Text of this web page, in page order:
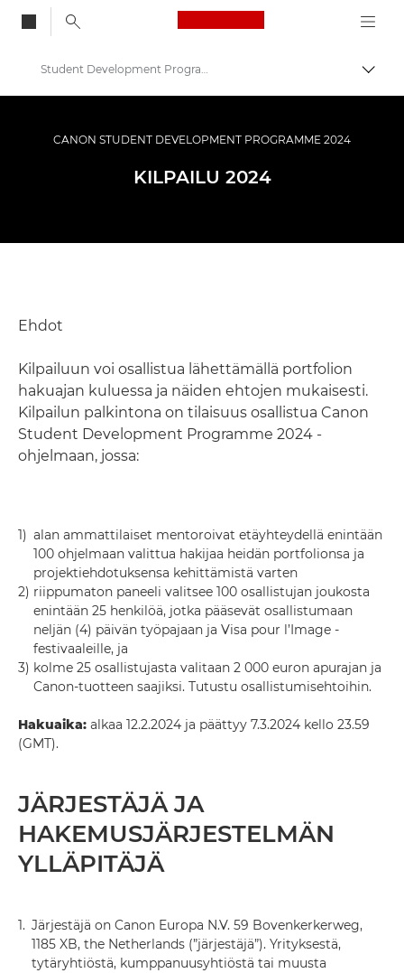
Canon Logo, back
Tule mukaan: kampanjat ja ohjelmat
Student Development Programme
Student Development Programme – säännöt ja ehdot
CANON STUDENT DEVELOPMENT PROGRAMME 2024
KILPAILU 2024
Ehdot
Kilpailuun voi osallistua lähettämällä portfolion
hakuajan kuluessa ja näiden ehtojen mukaisesti.
Kilpailun palkintona on tilaisuus osallistua Canon
Student Development Programme 2024 -
ohjelmaan, jossa:
1) alan ammattilaiset mentoroivat etäyhteydellä enintään
100 ohjelmaan valittua hakijaa heidän portfolionsa ja
projektiehdotuksensa kehittämistä varten
2) riippumaton paneeli valitsee 100 osallistujan joukosta
enintään 25 henkilöä, jotka pääsevät osallistumaan
neljän (4) päivän työpajaan ja Visa pour l’Image -
festivaaleille, ja
3) kolme 25 osallistujasta valitaan 2 000 euron apurajan ja
Canon-tuotteen saajiksi. Tutustu osallistumisehtoihin.
Hakuaika: alkaa 12.2.2024 ja päättyy 7.3.2024 kello 23.59
(GMT).
JÄRJESTÄJÄ JA
HAKEMUSJÄRJESTELMÄN
YLLÄPITÄJÄ
1. Järjestäjä on Canon Europa N.V. 59 Bovenkerkerweg,
1185 XB, the Netherlands (”järjestäjä”). Yrityksestä,
tytäryhtiöstä, kumppanuusyhtiöstä tai muusta